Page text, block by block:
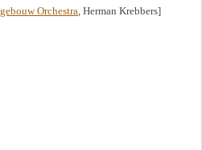
Orchestra, Herman Krebbers]